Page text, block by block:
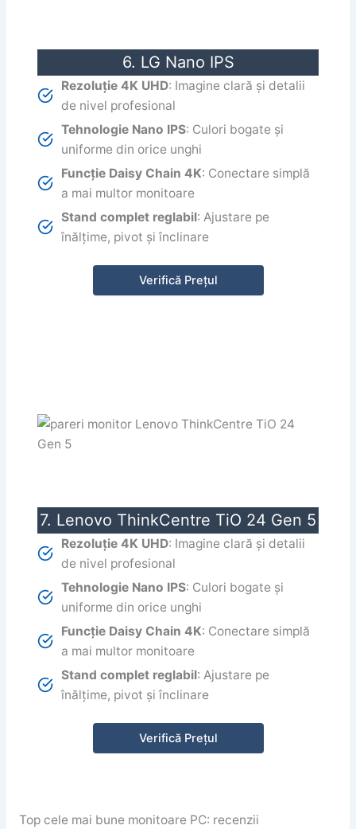
6. LG Nano IPS
Rezoluție 4K UHD: Imagine clară și detalii
de nivel profesional
Tehnologie Nano IPS: Culori bogate și
uniforme din orice unghi
Funcție Daisy Chain 4K: Conectare simplă
a mai multor monitoare
Stand complet reglabil: Ajustare pe
înălțime, pivot și înclinare
Verifică Prețul
7. Lenovo ThinkCentre TiO 24 Gen 5
Rezoluție 4K UHD: Imagine clară și detalii
de nivel profesional
Tehnologie Nano IPS: Culori bogate și
uniforme din orice unghi
Funcție Daisy Chain 4K: Conectare simplă
a mai multor monitoare
Stand complet reglabil: Ajustare pe
înălțime, pivot și înclinare
Verifică Prețul
Top cele mai bune monitoare PC: recenzii